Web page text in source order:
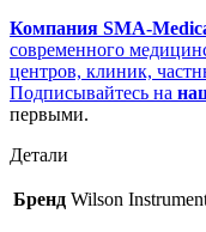
Компания SMA-
современного
центров, клиник,
Подписывайтесь на
первыми.
Детали
Бренд Wilson